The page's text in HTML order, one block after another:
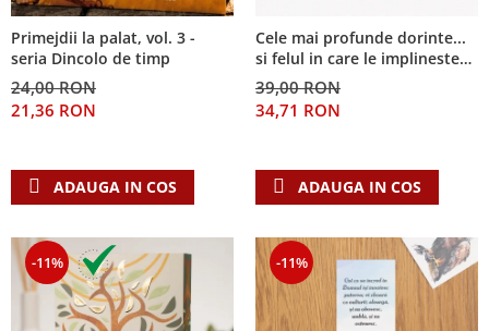
Primejdii la palat, vol. 3 -
seria Dincolo de timp
24,00 RON
21,36 RON
ADAUGA IN COS
Cele mai profunde dorinte...
si felul in care le implineste
invatatura crestina
39,00 RON
34,71 RON
ADAUGA IN COS
-11% -11%